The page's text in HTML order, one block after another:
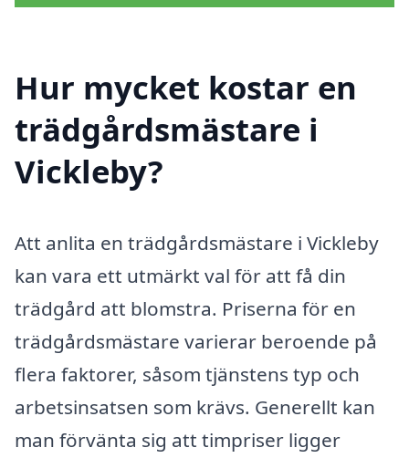
Hur mycket kostar en
trädgårdsmästare i
Vickleby?
Att anlita en trädgårdsmästare i Vickleby
kan vara ett utmärkt val för att få din
trädgård att blomstra. Priserna för en
trädgårdsmästare varierar beroende på
flera faktorer, såsom tjänstens typ och
arbetsinsatsen som krävs. Generellt kan
man förvänta sig att timpriser ligger